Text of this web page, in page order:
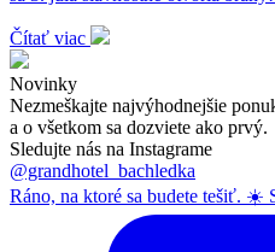
Čítať viac
Novinky
Nezmeškajte najvýhodnejšie
a o všetkom sa dozviete ako prvý.
Sledujte nás na Instagrame
@grandhotel_bachledka
Ráno, na ktoré sa budete tešiť. ☀️